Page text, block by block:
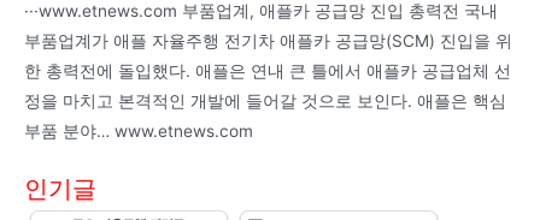
···www.etnews.com 부품업계, 애플카 공급망 진입 총력전 국내
부품업계가 애플 자율주행 전기차 애플카 공급망(SCM) 진입을 위
한 총력전에 돌입했다. 애플은 연내 큰 틀에서 애플카 공급업체 선
정을 마치고 본격적인 개발에 들어갈 것으로 보인다. 애플은 핵심
부품 분야… www.etnews.com
인기글